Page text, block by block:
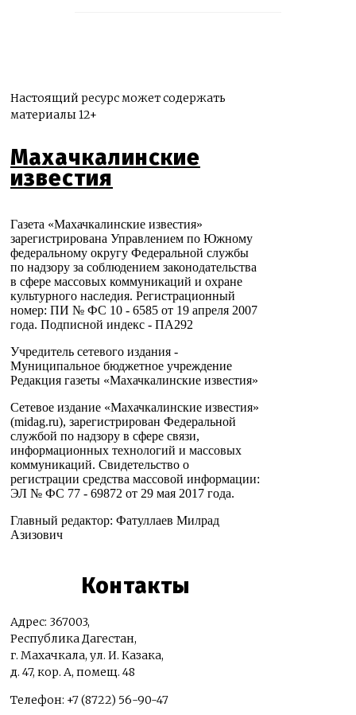
Настоящий ресурс может содержать
материалы 12+
Махачкалинские
известия
Газета «Махачкалинские известия»
зарегистрирована Управлением по Южному
федеральному округу Федеральной службы
по надзору за соблюдением законодательства
в сфере массовых коммуникаций и охране
культурного наследия. Регистрационный
номер: ПИ № ФС 10 - 6585 от 19 апреля 2007
года. Подписной индекс - ПА292
Учредитель сетевого издания -
Муниципальное бюджетное учреждение
Редакция газеты «Махачкалинские известия»
Сетевое издание «Махачкалинские известия»
(midag.ru), зарегистрирован Федеральной
службой по надзору в сфере связи,
информационных технологий и массовых
коммуникаций. Свидетельство о
регистрации средства массовой информации:
ЭЛ № ФС 77 - 69872 от 29 мая 2017 года.
Главный редактор: Фатуллаев Милрад
Азизович
Контакты
Адрес: 367003,
Республика Дагестан,
г. Махачкала, ул. И. Казака,
д. 47, кор. А, помещ. 48
Телефон: +7 (8722) 56-90-47